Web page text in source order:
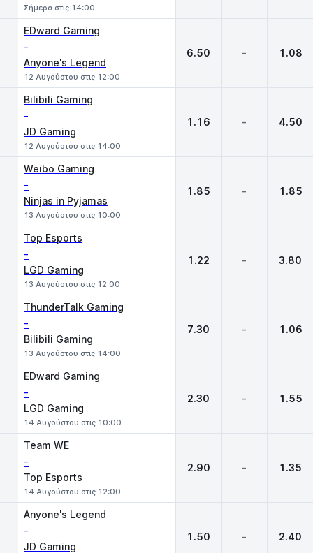
Σήμερα στις 14:00
EDward Gaming
-
Anyone's Legend
12 Αυγούστου στις 12:00
6.50 - 1.08
Bilibili Gaming
-
JD Gaming
12 Αυγούστου στις 14:00
1.16 - 4.50
Weibo Gaming
-
Ninjas in Pyjamas
13 Αυγούστου στις 10:00
1.85 - 1.85
Top Esports
-
LGD Gaming
13 Αυγούστου στις 12:00
1.22 - 3.80
ThunderTalk Gaming
-
Bilibili Gaming
13 Αυγούστου στις 14:00
7.30 - 1.06
EDward Gaming
-
LGD Gaming
14 Αυγούστου στις 10:00
2.30 - 1.55
Team WE
-
Top Esports
14 Αυγούστου στις 12:00
2.90 - 1.35
Anyone's Legend
-
JD Gaming
1.50 - 2.40